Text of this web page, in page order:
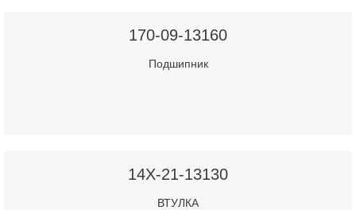
170-09-13160
Подшипник
14X-21-13130
ВТУЛКА